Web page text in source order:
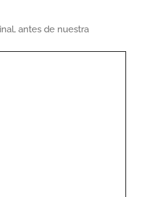
antes de nuestra